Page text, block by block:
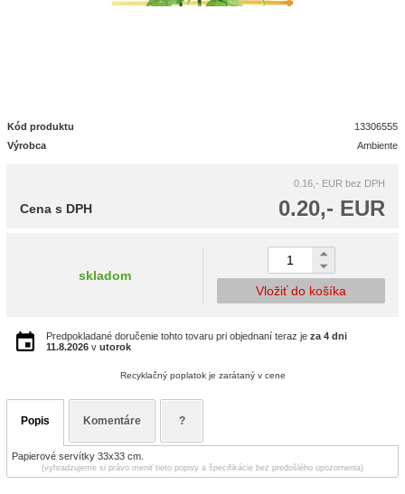
Kód produktu
13306555
Výrobca
Ambiente
0.16,- EUR bez DPH
0.20,- EUR
Cena s DPH
skladom
Vložiť do košíka
Predpokladané doručenie tohto tovaru pri objednaní teraz je za 4 dni
11.8.2026 v utorok
Recyklačný poplatok je zarátaný v cene
Popis Komentáre ?
Papierové servítky 33x33 cm.
(vyhradzujeme si právo meniť tieto popisy a špecifikácie bez predošlého upozornenia)